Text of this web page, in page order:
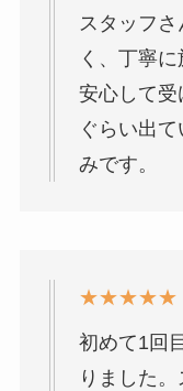
スタッフ
く、丁寧
安心して受
ぐらい出
みです。
★★★★★
初めて1回
りました